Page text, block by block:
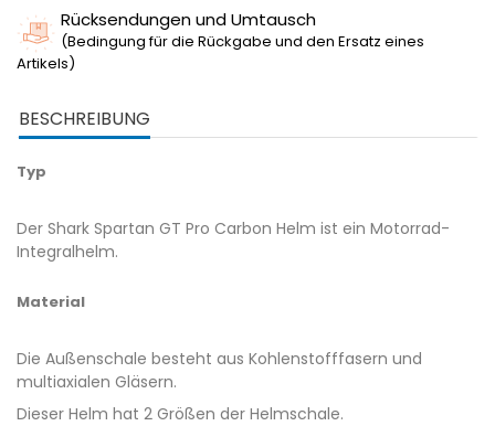
Rücksendungen und Umtausch
(Bedingung für die Rückgabe und den Ersatz eines
Artikels)
BESCHREIBUNG
Typ
Der Shark Spartan GT Pro Carbon Helm ist ein Motorrad-
Integralhelm.
Material
Die Außenschale besteht aus Kohlenstofffasern und
multiaxialen Gläsern.
Dieser Helm hat 2 Größen der Helmschale.